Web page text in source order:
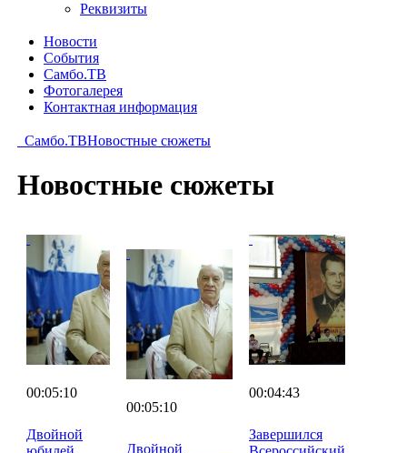
Реквизиты
Новости
События
Самбо.ТВ
Фотогалерея
Контактная информация
Самбо.ТВНовостные сюжеты
Новостные сюжеты
00:05:10
Двойной
00:05:10
Двойной
00:04:43
Завершился